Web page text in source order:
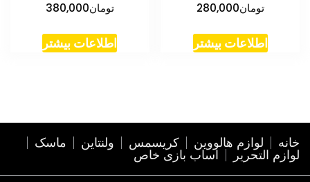
تومان280,000
اطلاعات بیشتر
تومان380,000
اطلاعات بیشتر
خانه لوازم هالووین کریسمس ولنتاین ماسک
لوازم التحریر اساب بازی خاص